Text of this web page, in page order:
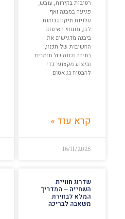
רטיבות בקירות, עובש,
פגיעה במבנה ואף
עלויות תיקון גבוהות.
לכן, מומחי האיטום
ביבנה מדגישים את
החשיבות של תכנון,
בחירה נכונה של חומרים
וביצוע מקצועי כדי
להבטיח גג אטום
קרא עוד »
16/11/2025
שדרוג חוויית
השחייה – המדריך
המלא לבחירת
משאבה לבריכה